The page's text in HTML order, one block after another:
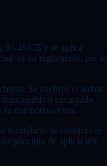
95/46/CE y se aplica
es un reglamento, por lo
Se excluye el ámbito
o encargado
su comportamiento.
formulario de contacto en
principio de aplicación